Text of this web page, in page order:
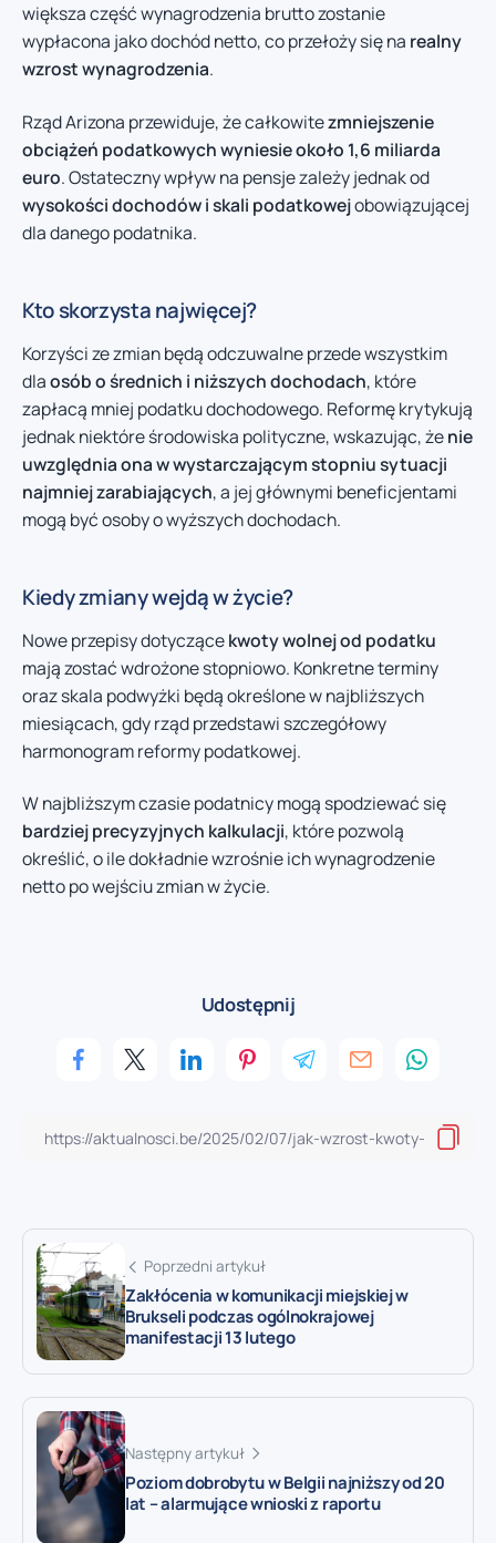
większa część wynagrodzenia brutto zostanie
wypłacona jako dochód netto, co przełoży się na realny
wzrost wynagrodzenia.
Rząd Arizona przewiduje, że całkowitezmniejszenie
obciążeń podatkowych wyniesie około 1,6 miliarda
euro. Ostateczny wpływ na pensje zależy jednak od
wysokości dochodów i skali podatkowejobowiązującej
dla danego podatnika.
Kto skorzysta najwięcej?
Korzyści ze zmian będą odczuwalne przede wszystkim
dlaosób o średnich i niższych dochodach, które
zapłacą mniej podatku dochodowego. Reformę krytykują
jednak niektóre środowiska polityczne, wskazując, żenie
uwzględnia ona w wystarczającym stopniu sytuacji
najmniej zarabiających, a jej głównymi beneficjentami
mogą być osoby o wyższych dochodach.
Kiedy zmiany wejdą w życie?
Nowe przepisy dotyczącekwoty wolnej od podatku
mają zostać wdrożone stopniowo. Konkretne terminy
oraz skala podwyżki będą określone w najbliższych
miesiącach, gdy rząd przedstawi szczegółowy
harmonogram reformy podatkowej.
W najbliższym czasie podatnicy mogą spodziewać się
bardziej precyzyjnych kalkulacji, które pozwolą
określić, o ile dokładnie wzrośnie ich wynagrodzenie
netto po wejściu zmian w życie.
Udostępnij
Poprzedni artykuł
Zakłócenia w komunikacji miejskiej w
Brukseli podczas ogólnokrajowej
manifestacji 13 lutego
Następny artykuł
Poziom dobrobytu w Belgii najniższy od 20
lat – alarmujące wnioski z raportu